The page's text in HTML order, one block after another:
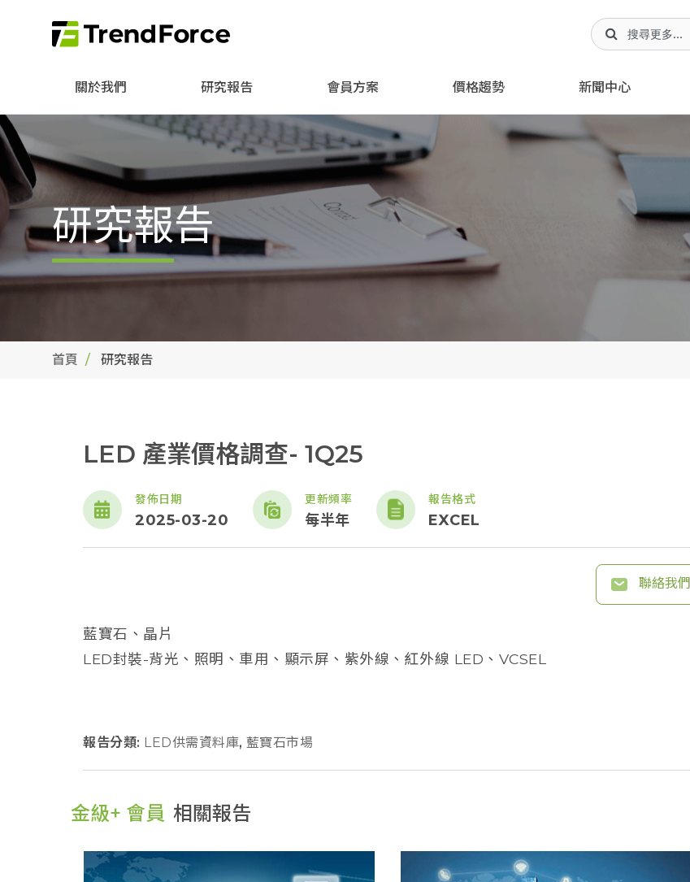
關於我們 研究報告 會員方案 價格趨勢 新聞中心
研究報告
首頁 研究報告
LED 產業價格調查- 1Q25
發佈日期
2025-03-20
更新頻率
每半年
報告格式
EXCEL
聯絡我們
藍寶石、晶片
LED封裝-背光、照明、車用、顯示屏、紫外線、紅外線 LED、VCSEL
報告分類: LED供需資料庫, 藍寶石市場
金級+ 會員 相關報告